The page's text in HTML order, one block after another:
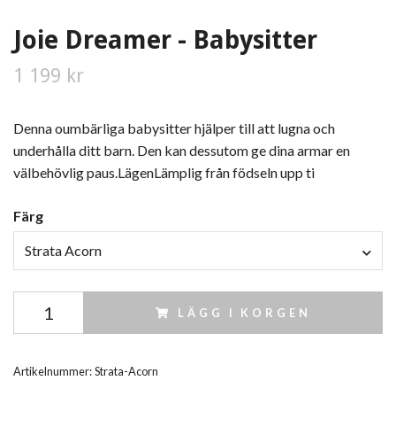
Joie Dreamer - Babysitter
1 199 kr
Denna oumbärliga babysitter hjälper till att lugna och
underhålla ditt barn. Den kan dessutom ge dina armar en
välbehövlig paus.LägenLämplig från födseln upp ti
Färg
Strata Acorn
LÄGG I KORGEN
Artikelnummer:Strata-Acorn